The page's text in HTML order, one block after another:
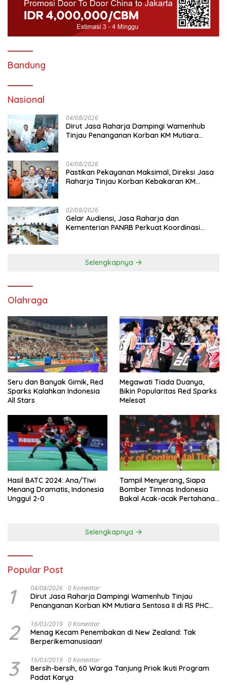
Bandung
Nasional
04/08/2026
Dirut Jasa Raharja Dampingi Wamenhub
Tinjau Penanganan Korban KM Mutiara
04/08/2026
Pastikan Pekayanan Maksimal, Direksi Jasa
Raharja Tinjau Korban Kebakaran KM
02/08/2026
Gelar Audiensi, Jasa Raharja dan
Kementerian PANRB Perkuat Koordinasi
Selengkapnya
Olahraga
Seru dan Banyak Gimik, Red
Sparks Kalahkan Indonesia
All Stars
Megawati Tiada Duanya,
Bikin Popularitas Red Sparks
Melesat
Hasil BATC 2024: Ana/Tiwi
Menang Dramatis, Indonesia
Unggul 2-0
Tampil Menyerang, Siapa
Bomber Timnas Indonesia
Bakal Acak-acak Pertahanan
Selengkapnya
Popular Post
1 04/08/2026 0 Komentar
Dirut Jasa Raharja Dampingi Wamenhub Tinjau
Penanganan Korban KM Mutiara Sentosa II di RS PHC
2 16/03/2019 0 Komentar
Menag Kecam Penembakan di New Zealand: Tak
Berperikemanusiaan!
3 16/03/2019 0 Komentar
Bersih-bersih, 60 Warga Tanjung Priok Ikuti Program
Padat Karya